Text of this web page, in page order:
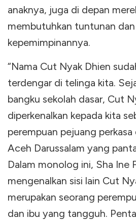
anaknya, juga di depan
membutuhkan tuntunan dan
kepemimpinannya.
“Nama Cut Nyak Dhien
terdengar di telinga kita.
bangku sekolah dasar, Cut
diperkenalkan kepada kita
perempuan pejuang
Aceh Darussalam yang
Dalam monolog ini, Sha Ine
mengenalkan sisi lain Cut
merupakan seorang
dan ibu yang tangguh.